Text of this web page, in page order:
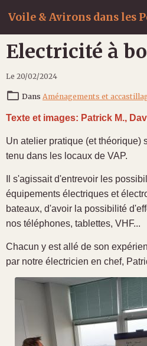
Voile & Avirons dans les
Electricité à
Le 20/02/2024
Dans Aménagements et
Texte et images: Patrick M.,
Un atelier pratique (et théorique)
tenu dans les locaux de VAP.
Il s'agissait d'entrevoir les
équipements électriques et
bateaux, d'avoir la possibilité
nos téléphones, tablettes, VHF...
Chacun y est allé de son
par notre électricien en chef,